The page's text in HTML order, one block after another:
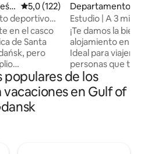
Calificación promedio: 5,0 de
5,0 (122)
deportivo
a
en el casco
de Santa
pero
dormitorios
totalmente
de efecto
Departamento
ście
Estudio | A 3 min
Balcón y Wi-Fi
​¡Te damos la
alojamiento en el
Ideal para
personas que
de la estación
minutos a pie
pocos pasos de
populares de los
en Gulf of